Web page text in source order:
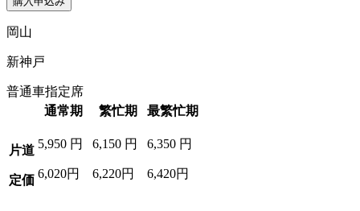
岡山
新神戸
普通車指定席
通常期
繁忙期 最繁忙期
片道
定価
5,950 円
6,020円
6,150 円
6,220円
6,350 円
6,420円